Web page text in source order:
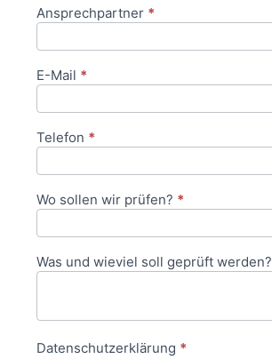
Ansprechpartner *
E-Mail *
Telefon *
Wo sollen wir prüfen? *
Was und wieviel soll geprüft werden?
Datenschutzerklärung *